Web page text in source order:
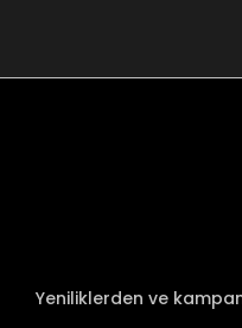
Yeniliklerden ve